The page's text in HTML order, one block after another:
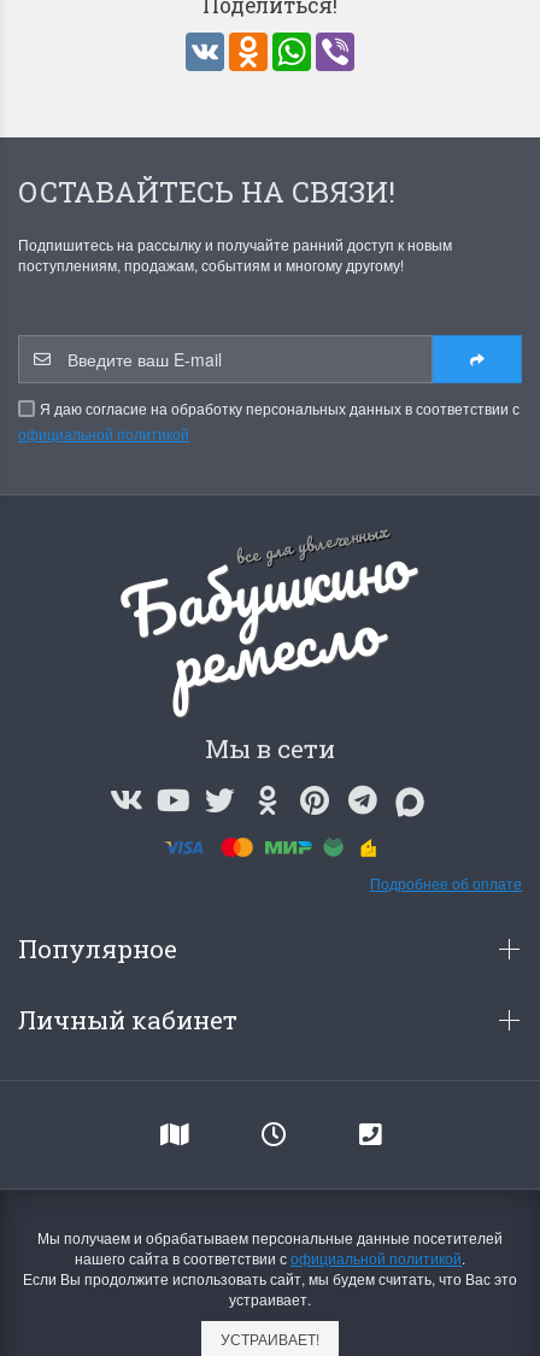
Поделиться!
VK Odnoklassniki
WhatsApp
ОСТАВАЙТЕСЬ НА СВЯЗИ!
Подпишитесь на рассылку и получайте ранний доступ к новым
поступлениям, продажам, событиям и многому другому!
Я даю согласие на обработку персональных данных в соответствии с
официальной политикой
все для увлеченных
Б
а
б
у
ш
к
и
н
о
р
е
м
е
с
л
о
Мы в сети
Подробнее об оплате
Популярное
Личный кабинет
Мы получаем и обрабатываем персональные данные посетителей
нашего сайта в соответствии софициальной политикой.
Если Вы продолжите использовать сайт, мы будем считать, что Вас это
устраивает.
УСТРАИВАЕТ!